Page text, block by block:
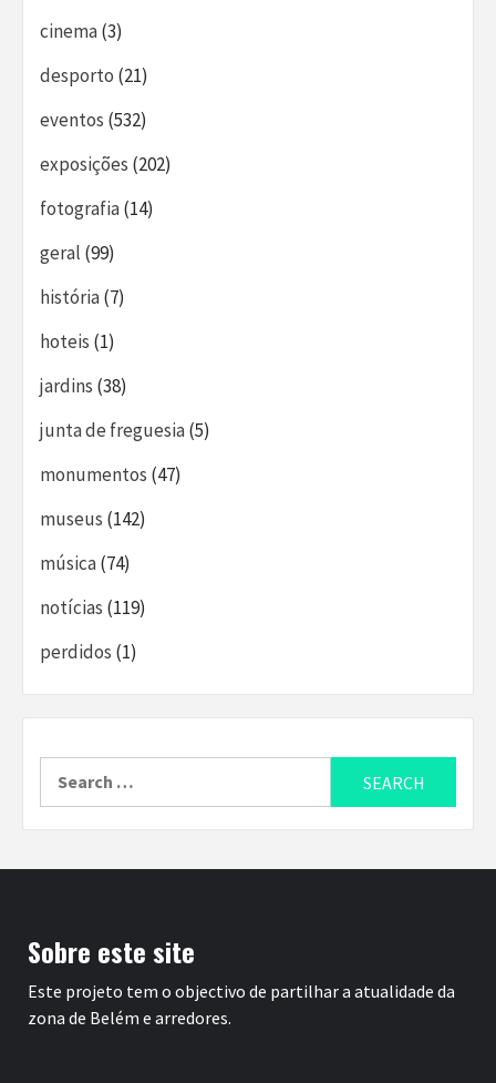
cinema(3)
desporto (21)
eventos (532)
exposições (202)
fotografia(14)
geral (99)
história(7)
hoteis (1)
jardins (38)
junta de freguesia(5)
monumentos (47)
museus (142)
música(74)
notícias (119)
perdidos (1)
Sobre este site
Este projeto tem o objectivo de partilhar a atualidade da
zona de Belém e arredores.